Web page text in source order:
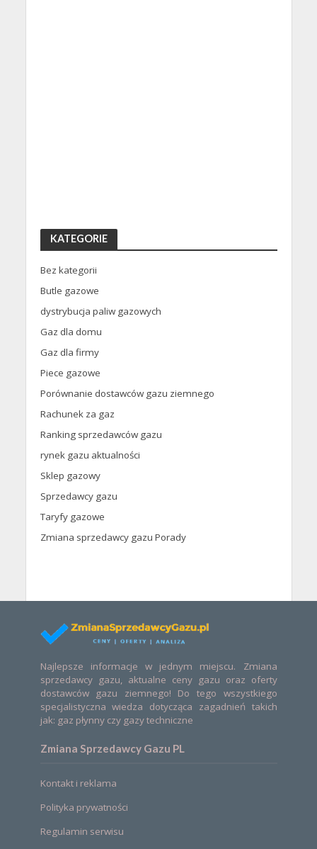
KATEGORIE
Bez kategorii
Butle gazowe
dystrybucja paliw gazowych
Gaz dla domu
Gaz dla firmy
Piece gazowe
Porównanie dostawców gazu ziemnego
Rachunek za gaz
Ranking sprzedawców gazu
rynek gazu aktualności
Sklep gazowy
Sprzedawcy gazu
Taryfy gazowe
Zmiana sprzedawcy gazu Porady
Najlepsze informacje w jednym miejscu. Zmiana
sprzedawcy gazu, aktualne ceny gazu oraz oferty
dostawców gazu ziemnego! Do tego wszystkiego
specjalistyczna wiedza dotycząca zagadnień takich
jak: gaz płynny czy gazy techniczne
Zmiana Sprzedawcy Gazu PL
Kontakt i reklama
Polityka prywatności
Regulamin serwisu